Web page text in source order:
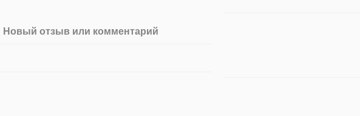
Новый отзыв или комментарий